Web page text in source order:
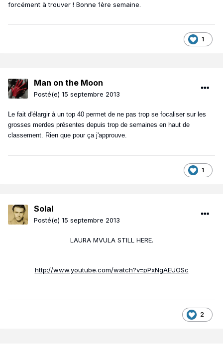
forcément à trouver ! Bonne 1ère semaine.
1
Man on the Moon
Posté(e) 15 septembre 2013
Le fait d'élargir à un top 40 permet de ne pas trop se focaliser sur les
grosses merdes présentes depuis trop de semaines en haut de
classement. Rien que pour ça j'approuve.
1
Solal
Posté(e) 15 septembre 2013
LAURA MVULA STILL HERE.
http://www.youtube.com/watch?v=pPxNgAEUOSc
2